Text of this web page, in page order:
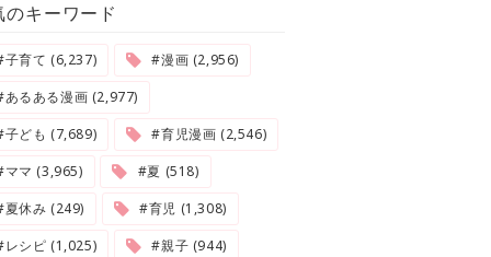
のキーワード
育て (6,237)
#漫画 (2,956)
るある漫画 (2,977)
ども (7,689)
#育児漫画 (2,546)
マ (3,965)
#夏 (518)
休み (249)
#育児 (1,308)
シピ (1,025)
#親子 (944)